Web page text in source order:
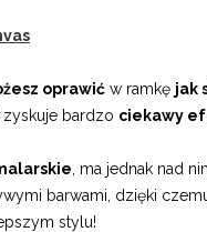
oprawić w ramkę jak
bardzo ciekawy
, ma jednak nad
barwami, dzięki
stylu!